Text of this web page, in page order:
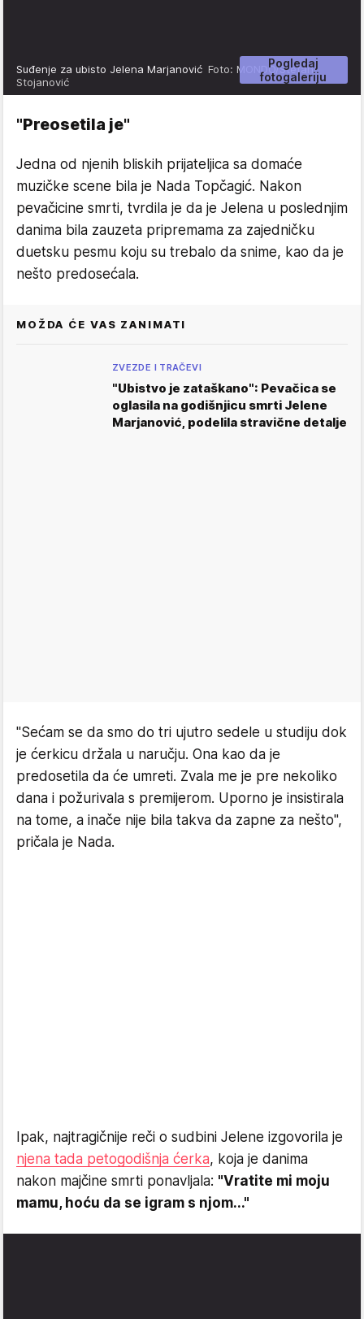
Pogledaj
fotogaleriju
Suđenje za ubisto Jelena Marjanović Foto: MONDO/Stefan
Stojanović
"Preosetila je"
Jedna od njenih bliskih prijateljica sa domaće
muzičke scene bila je Nada Topčagić. Nakon
pevačicine smrti, tvrdila je da je Jelena u poslednjim
danima bila zauzeta pripremama za zajedničku
duetsku pesmu koju su trebalo da snime, kao da je
nešto predosećala.
MOŽDA ĆE VAS ZANIMATI
ZVEZDE I TRAČEVI
"Ubistvo je zataškano": Pevačica se
oglasila na godišnjicu smrti Jelene
Marjanović, podelila stravične detalje
"Sećam se da smo do tri ujutro sedele u studiju dok
je ćerkicu držala u naručju. Ona kao da je
predosetila da će umreti. Zvala me je pre nekoliko
dana i požurivala s premijerom. Uporno je insistirala
na tome, a inače nije bila takva da zapne za nešto",
pričala je Nada.
Ipak, najtragičnije reči o sudbini Jelene izgovorila je
njena tada petogodišnja ćerka, koja je danima
nakon majčine smrti ponavljala: "Vratite mi moju
mamu, hoću da se igram s njom..."